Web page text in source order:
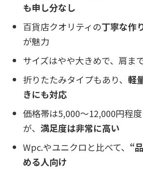
も申し分なし
百貨店クオリティの丁寧な作
が魅力
サイズはやや大きめで、肩ま
折りたたみタイプもあり、 軽
きにも対応
価格帯は5,000〜12,000円程
が、 満足度は非常に高い
Wpc.やユニクロと比べて、 “
める人向け